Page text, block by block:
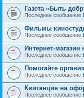
Газета «Быть
Последнее сообщение
Фильмы
Последнее сообщение
Интернет-
Последнее сообщение
Помогайте
Последнее сообщение
Квитанция на
Последнее сообщение